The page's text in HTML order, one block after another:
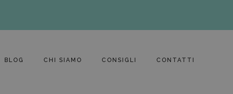
BLOG CHI SIAMO CONSIGLI CONTATTI